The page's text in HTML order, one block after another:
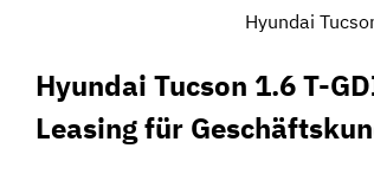
Hyundai
Hyundai Tucson 1.6 T-
Leasing für